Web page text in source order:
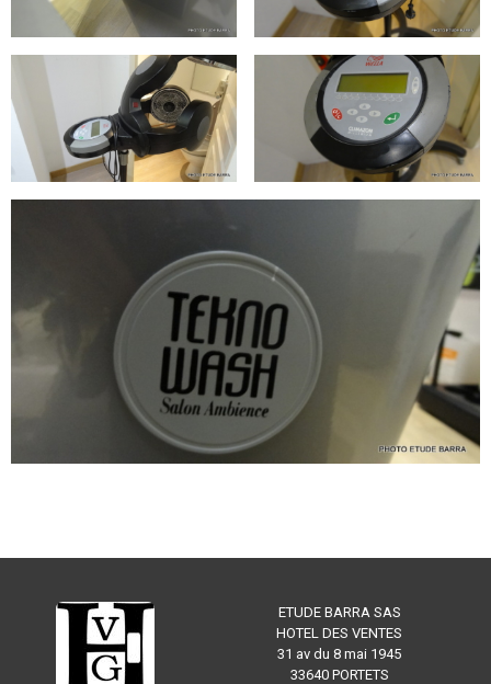
ETUDE BARRA SAS
HOTEL DES VENTES
31 av du 8 mai 1945
33640 PORTETS